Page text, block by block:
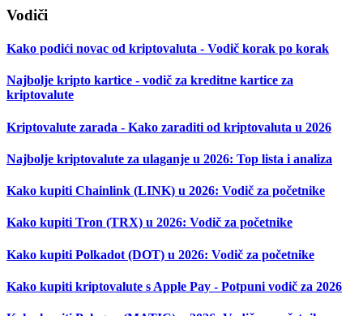
Vodiči
Kako podići novac od kriptovaluta - Vodič korak po korak
Najbolje kripto kartice - vodič za kreditne kartice za
kriptovalute
Kriptovalute zarada - Kako zaraditi od kriptovaluta u 2026
Najbolje kriptovalute za ulaganje u 2026: Top lista i analiza
Kako kupiti Chainlink (LINK) u 2026: Vodič za početnike
Kako kupiti Tron (TRX) u 2026: Vodič za početnike
Kako kupiti Polkadot (DOT) u 2026: Vodič za početnike
Kako kupiti kriptovalute s Apple Pay - Potpuni vodič za 2026